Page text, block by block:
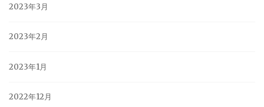
2023年3月
2023年2月
2023年1月
2022年12月